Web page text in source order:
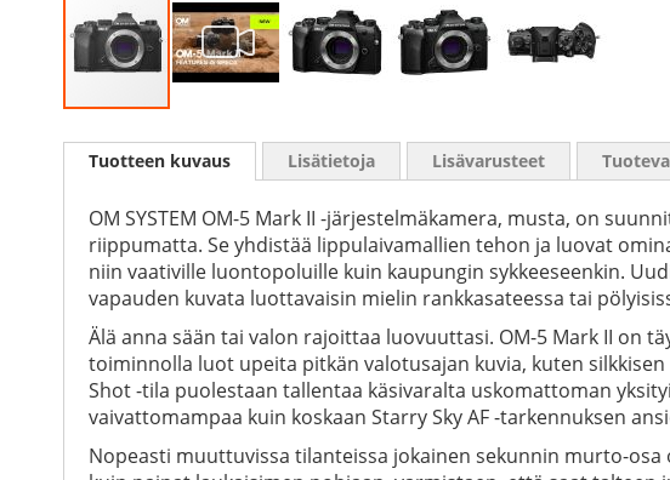
to
images
gallery
Tuotteen kuvaus
OM SYSTEM OM-5 Mark II -järjestelmäkamera, musta, on
riippumatta. Se yhdistää lippulaivamallien tehon ja luovat
niin vaativille luontopoluille kuin kaupungin sykkeeseenkin.
vapauden kuvata luottavaisin mielin rankkasateessa tai
Älä anna sään tai valon rajoittaa luovuuttasi. OM-5 Mark II on
toiminnolla luot upeita pitkän valotusajan kuvia, kuten
Shot -tila puolestaan tallentaa käsivaralta uskomattoman
vaivattomampaa kuin koskaan Starry Sky AF -tarkennuksen
Nopeasti muuttuvissa tilanteissa jokainen sekunnin murto-osa
Lisätietoja Lisävarusteet